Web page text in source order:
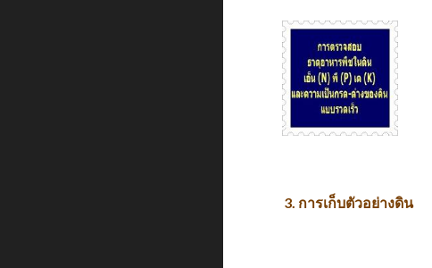
3. การเก็บตัวอย่างดิน